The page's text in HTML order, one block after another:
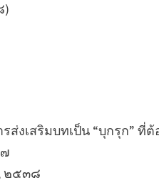
)
งเสริมบทเป็น “บุกรุก” ที่
๒๕๓๘